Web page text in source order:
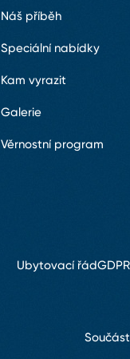
Náš příběh
Speciální nabídky
Kam vyrazit
Galerie
Věrnostní program
Ubytovací řádGDPR